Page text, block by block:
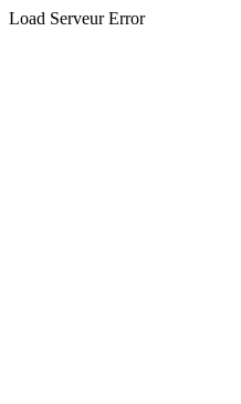
Load Serveur Error